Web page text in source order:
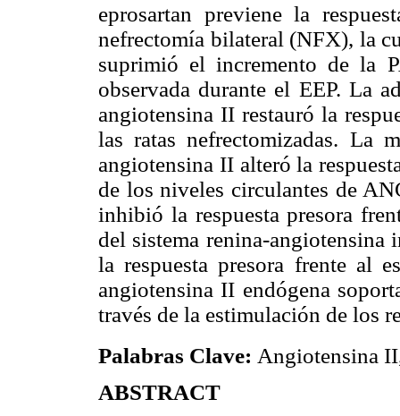
eprosartan previene la
nefrectomía bilateral (NFX), la
suprimió el incremento de la
observada durante el EEP. La
angiotensina II restauró la
las ratas nefrectomizadas. La
angiotensina II alteró la
de los niveles circulantes de
inhibió la respuesta presora
del sistema renina-
la respuesta presora frente al
angiotensina II endógena
través de la estimulación de los
Palabras Clave: Angiotensina
ABSTRACT